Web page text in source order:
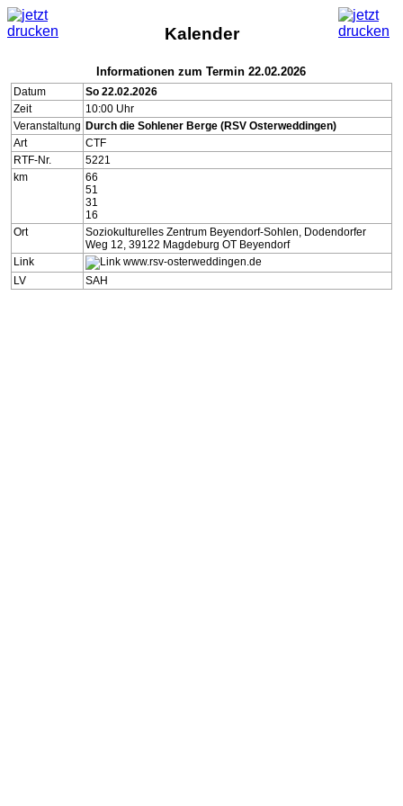
Kalender
Informationen zum Termin 22.02.2026
Datum
So 22.02.2026
Zeit
10:00 Uhr
Veranstaltung Durch die Sohlener Berge (RSV Osterweddingen)
Art
CTF
RTF-Nr.
5221
km
66
51
31
16
Ort
Soziokulturelles Zentrum Beyendorf-Sohlen, Dodendorfer
Weg 12, 39122 Magdeburg OT Beyendorf
Link
www.rsv-osterweddingen.de
LV
SAH